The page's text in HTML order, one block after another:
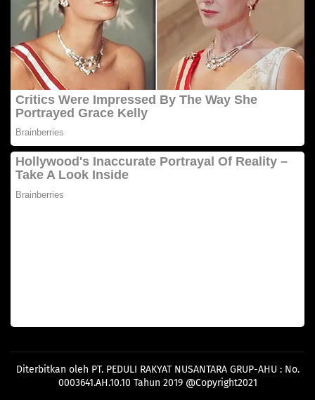
Diterbitkan oleh PT. PEDULI RAKYAT NUSANTARA GRUP-AHU : No.
0003641.AH.10.10 Tahun 2019 @Copyright2021